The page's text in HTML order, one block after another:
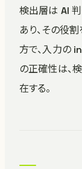
検出層は AI
あり、その役
方で、入力の
の正確性は、
在する。